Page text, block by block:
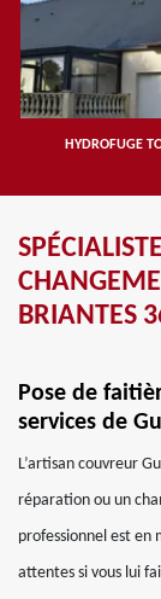
HYDROFUGE
BRIANTES
Pose de
services de
L’artisan couvreur
réparation ou un
professionnel est en
attentes si vous lui